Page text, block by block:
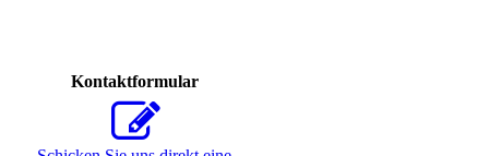
Kontaktformular